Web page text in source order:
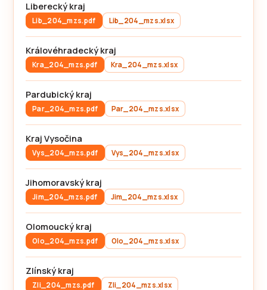
Liberecký kraj
Lib_204_mzs.pdf Lib_204_mzs.xlsx
Královéhradecký kraj
Kra_204_mzs.pdf Kra_204_mzs.xlsx
Pardubický kraj
Par_204_mzs.pdf Par_204_mzs.xlsx
Kraj Vysočina
Vys_204_mzs.pdf Vys_204_mzs.xlsx
Jihomoravský kraj
Jim_204_mzs.pdf Jim_204_mzs.xlsx
Olomoucký kraj
Olo_204_mzs.pdf Olo_204_mzs.xlsx
Zlínský kraj
Zli_204_mzs.pdf Zli_204_mzs.xlsx